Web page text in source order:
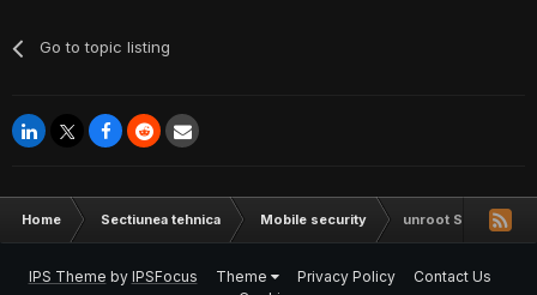
Go to topic listing
Home Sectiunea tehnica Mobile security unroot S3 LTE
IPS Theme by IPSFocus Theme Privacy Policy
Contact Us